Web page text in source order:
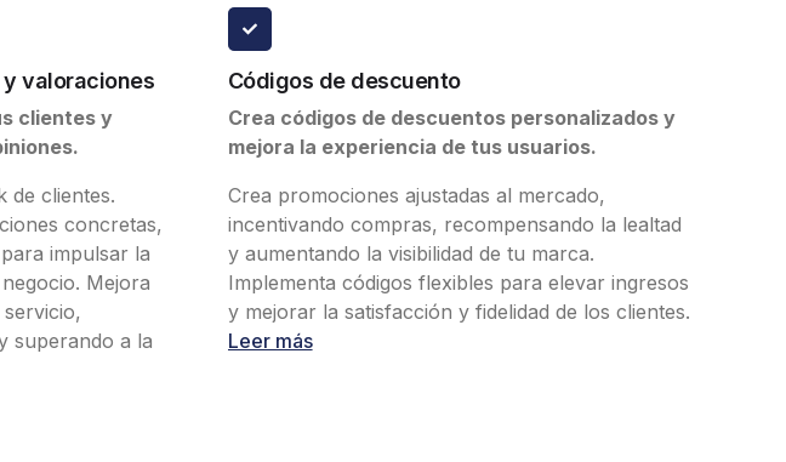
valoraciones
clientes y
de clientes.
concretas,
impulsar la
Mejora
superando a la
Códigos de descuento
Crea códigos de descuentos personalizados y
mejora la experiencia de tus usuarios.
Crea promociones ajustadas al mercado,
incentivando compras, recompensando la lealtad
y aumentando la visibilidad de tu marca.
Implementa códigos flexibles para elevar ingresos
y mejorar la satisfacción y fidelidad de los clientes.
Leer más